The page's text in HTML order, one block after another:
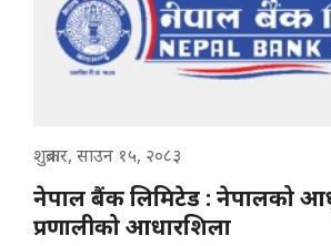
शुक्रबार, साउन १५, २०८३
नेपाल बैंक लिमिटेड : नेपालको
प्रणालीको आधारशिला